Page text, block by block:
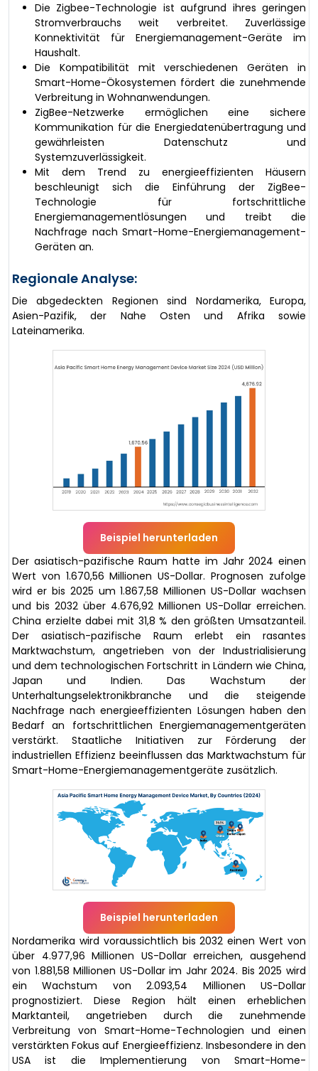
Die Zigbee-Technologie ist aufgrund ihres geringen
Stromverbrauchs weit verbreitet. Zuverlässige
Konnektivität für Energiemanagement-Geräte im
Haushalt.
Die Kompatibilität mit verschiedenen Geräten in
Smart-Home-Ökosystemen fördert die zunehmende
Verbreitung in Wohnanwendungen.
ZigBee-Netzwerke ermöglichen eine sichere
Kommunikation für die Energiedatenübertragung und
gewährleisten Datenschutz und
Systemzuverlässigkeit.
Mit dem Trend zu energieeffizienten Häusern
beschleunigt sich die Einführung der ZigBee-
Technologie für fortschrittliche
Energiemanagementlösungen und treibt die
Nachfrage nach Smart-Home-Energiemanagement-
Geräten an.
Regionale Analyse:
Die abgedeckten Regionen sind Nordamerika, Europa,
Asien-Pazifik, der Nahe Osten und Afrika sowie
Lateinamerika.
Beispiel herunterladen
Der asiatisch-pazifische Raum hatte im Jahr 2024 einen
Wert von 1.670,56 Millionen US-Dollar. Prognosen zufolge
wird er bis 2025 um 1.867,58 Millionen US-Dollar wachsen
und bis 2032 über 4.676,92 Millionen US-Dollar erreichen.
China erzielte dabei mit 31,8 % den größten Umsatzanteil.
Der asiatisch-pazifische Raum erlebt ein rasantes
Marktwachstum, angetrieben von der Industrialisierung
und dem technologischen Fortschritt in Ländern wie China,
Japan und Indien. Das Wachstum der
Unterhaltungselektronikbranche und die steigende
Nachfrage nach energieeffizienten Lösungen haben den
Bedarf an fortschrittlichen Energiemanagementgeräten
verstärkt. Staatliche Initiativen zur Förderung der
industriellen Effizienz beeinflussen das Marktwachstum für
Smart-Home-Energiemanagementgeräte zusätzlich.
Beispiel herunterladen
Nordamerika wird voraussichtlich bis 2032 einen Wert von
über 4.977,96 Millionen US-Dollar erreichen, ausgehend
von 1.881,58 Millionen US-Dollar im Jahr 2024. Bis 2025 wird
ein Wachstum von 2.093,54 Millionen US-Dollar
prognostiziert. Diese Region hält einen erheblichen
Marktanteil, angetrieben durch die zunehmende
Verbreitung von Smart-Home-Technologien und einen
verstärkten Fokus auf Energieeffizienz. Insbesondere in den
USA ist die Implementierung von Smart-Home-